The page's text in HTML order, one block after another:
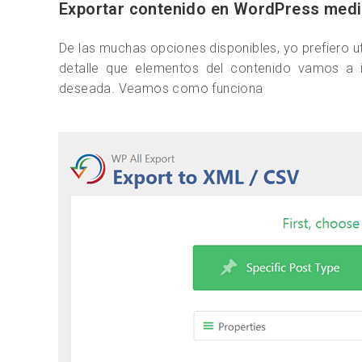
Exportar contenido en WordPress
De las muchas opciones disponibles, yo prefiero
detalle que elementos del contenido vamos
deseada. Veamos como funciona